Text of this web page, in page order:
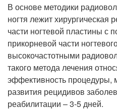
В основе методики
ногтя лежит
части ногтевой пластины с
прикорневой части
высокочастотными
такого метода лечения
эффективность процедуры,
развития рецидивов
реабилитации – 3-5 дней.